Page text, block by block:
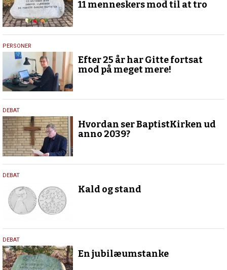
2024
11 menneskers mod til at tro
28.
marts
2023
PERSONER
Efter 25 år har Gitte fortsat
mod på meget mere!
6.
april
2022
DEBAT
Hvordan ser BaptistKirken ud
anno 2039?
20.
januar
2022
DEBAT
Kald og stand
27.
oktober
2019
DEBAT
En jubilæumstanke